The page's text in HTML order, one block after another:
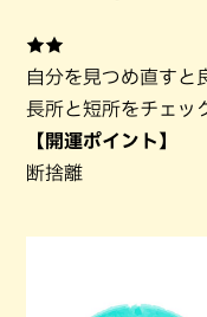
★★
自分を見つめ直すと
長所と短所をチェッ
【開運ポイント】
断捨離